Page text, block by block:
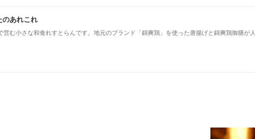
あれこれ
営む小さな和食れすとらんです。地元のブランド「錦爽鶏」を使った唐揚げと錦爽鶏御膳が人